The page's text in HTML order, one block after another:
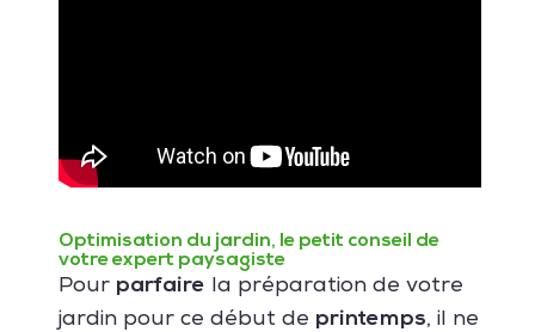
Optimisation du jardin, le petit conseil de
votre expert paysagiste
Pour parfaire la préparation de votre
jardin pour ce début de printemps, il ne